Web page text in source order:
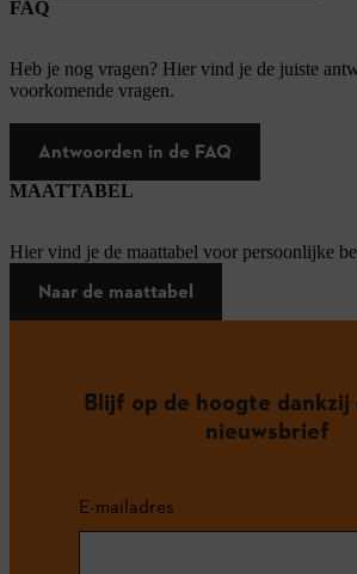
FAQ
Heb je nog vragen? Hier vind je de juiste
voorkomende vragen.
Antwoorden in de FAQ
MAATTABEL
Hier vind je de maattabel voor persoonlijke
Naar de maattabel
Blijf op de hoogte dankzij
nieuwsbrief
E-mailadres